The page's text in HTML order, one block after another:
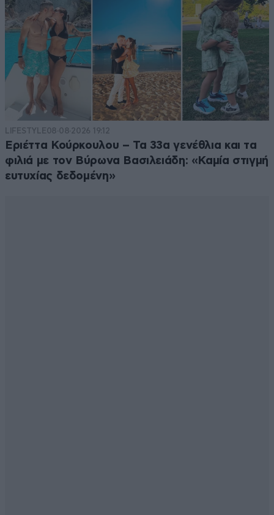
LIFESTYLE08·08·2026 19:12
Εριέττα Κούρκουλου – Τα 33α γενέθλια και τα
φιλιά με τον Βύρωνα Βασιλειάδη: «Καμία στιγμή
ευτυχίας δεδομένη»